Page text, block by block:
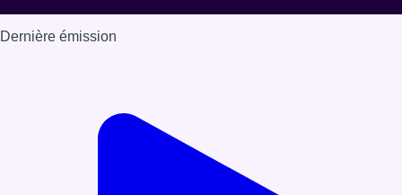
Dernière émission